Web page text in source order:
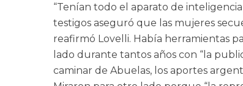
“Tenían todo el aparato de
testigos aseguró que las mujeres
reafirmó Lovelli. Había herramientas
lado durante tantos años con “la
caminar de Abuelas, los aportes